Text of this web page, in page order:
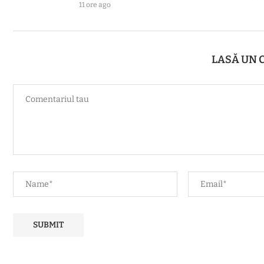
11 ore ago
LASĂ UN